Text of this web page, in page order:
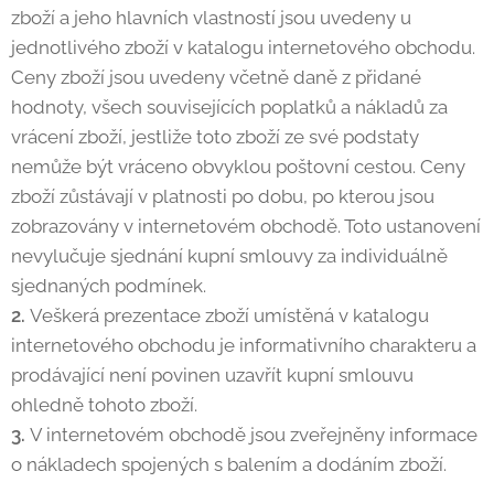
zboží a jeho hlavních vlastností jsou uvedeny u
jednotlivého zboží v katalogu internetového obchodu.
Ceny zboží jsou uvedeny včetně daně z přidané
hodnoty, všech souvisejících poplatků a nákladů za
vrácení zboží, jestliže toto zboží ze své podstaty
nemůže být vráceno obvyklou poštovní cestou. Ceny
zboží zůstávají v platnosti po dobu, po kterou jsou
zobrazovány v internetovém obchodě. Toto ustanovení
nevylučuje sjednání kupní smlouvy za individuálně
sjednaných podmínek.
2. Veškerá prezentace zboží umístěná v katalogu
internetového obchodu je informativního charakteru a
prodávající není povinen uzavřít kupní smlouvu
ohledně tohoto zboží.
3. V internetovém obchodě jsou zveřejněny informace
o nákladech spojených s balením a dodáním zboží.